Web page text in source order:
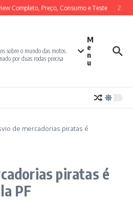
Completo, Preço, Consumo e Teste
sobre o mundo das motos.
por duas rodas precisa
M
e
n
u
de mercadorias piratas é
piratas é
PF